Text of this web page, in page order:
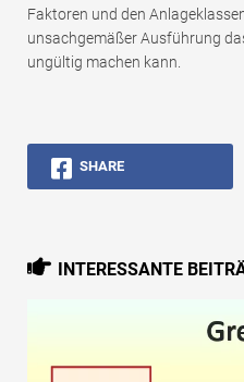
Faktoren und den
unsachgemäßer Ausführung
ungültig machen kann.
SHARE
INTERESSANTE